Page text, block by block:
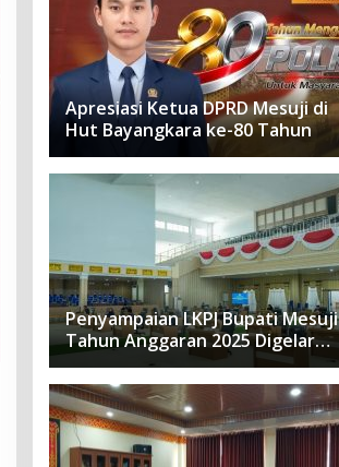
Apresiasi Ketua DPRD Mesuji di
Hut Bayangkara ke-80 Tahun
Penyampaian LKPJ Bupati Mesuji
Tahun Anggaran 2025 Digelar
dalam Rapat Paripurna DPRD